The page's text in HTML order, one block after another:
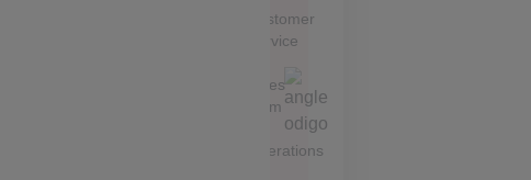
Customer
Service
Sales
team
Operations